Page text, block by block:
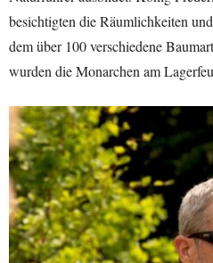
besichtigten die Räumlichkeiten
dem über 100 verschiedene
wurden die Monarchen am